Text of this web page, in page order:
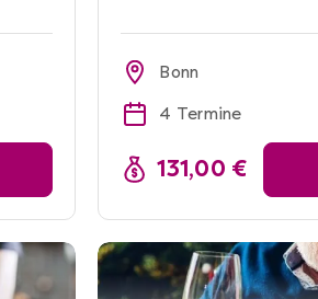
Bonn
4 Termine
131,00 €